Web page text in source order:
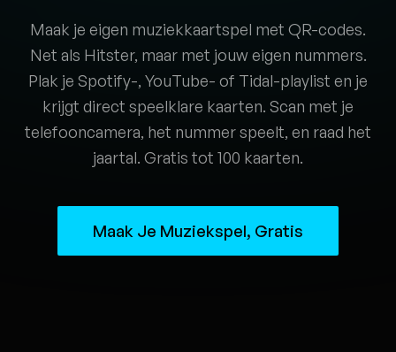
Maak je eigen muziekkaartspel met QR-codes.
Net als Hitster, maar met jouw eigen nummers.
Plak je Spotify-, YouTube- of Tidal-playlist en je
krijgt direct speelklare kaarten. Scan met je
telefooncamera, het nummer speelt, en raad het
jaartal. Gratis tot 100 kaarten.
Maak Je Muziekspel, Gratis